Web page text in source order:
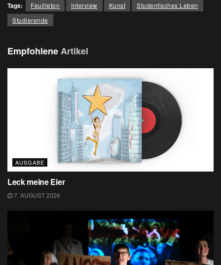
Tags: Feuilleton Interview Kunst
Studentisches Leben
Studierende
EmpfohleneArtikel
AUSGABE
Leck meine Eier
7. AUGUST 2026